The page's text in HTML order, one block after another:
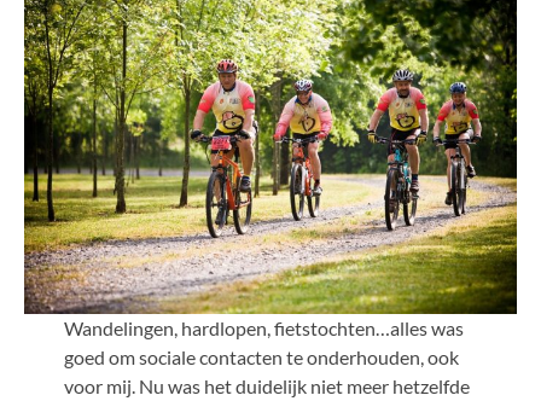
Wandelingen, hardlopen, fietstochten…alles was
goed om sociale contacten te onderhouden, ook
voor mij. Nu was het duidelijk niet meer hetzelfde